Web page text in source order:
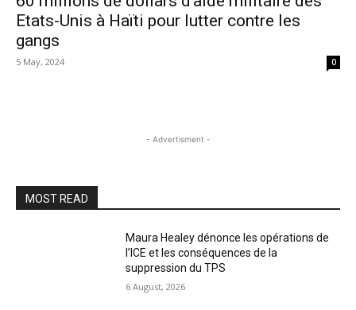
Etats-Unis à Haïti pour lutter contre les
gangs
5 May, 2024 0
- Advertisment -
MOST READ
Maura Healey dénonce les opérations de
l’ICE et les conséquences de la
suppression du TPS
6 August, 2026